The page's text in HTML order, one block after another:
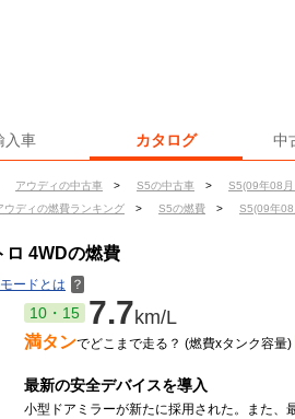
入車 カタログ 中
アウディの中古車 > S5の中古車 > S5(09年08
ウディの燃費ランキング > S5の燃費 > S5(09年
ロ 4WDの燃費
ードとは ？
10・15 7.7km/L
満タンでどこまで走る？ (燃費xタンク容量)
最新の安全デバイスを導入
小型ドアミラーが新たに採用された。また、